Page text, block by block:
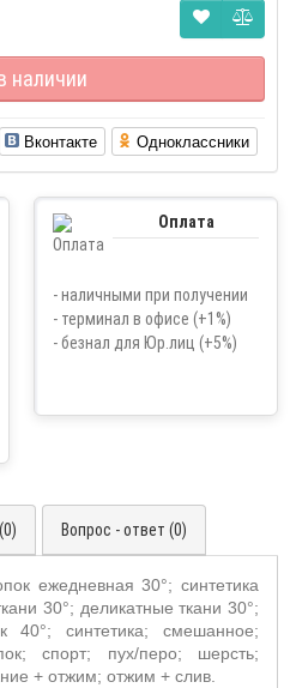
наличии
Вконтакте Одноклассники
Оплата
- наличными при получении
- терминал в офисе (+1%)
- безнал для Юр.лиц (+5%)
Вопрос - ответ (0)
ежедневная 30°; синтетика
30°; деликатные ткани 30°;
40°; синтетика; смешанное;
спорт; пух/перо; шерсть;
+ отжим; отжим + слив.